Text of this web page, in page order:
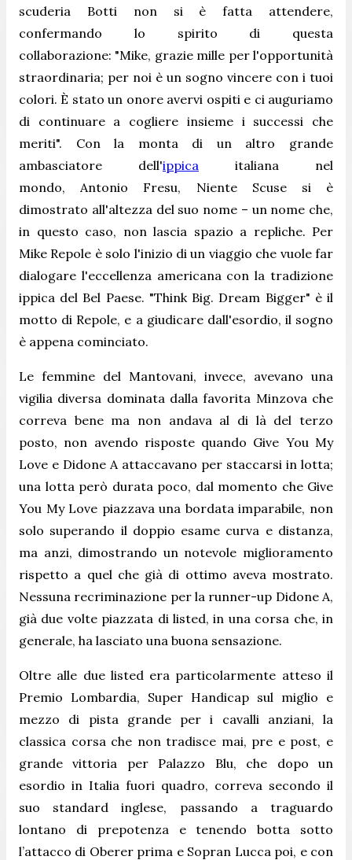
scuderia Botti non si è fatta attendere,
confermando lo spirito di questa
collaborazione: "Mike, grazie mille per l'opportunità
straordinaria; per noi è un sogno vincere con i tuoi
colori. È stato un onore avervi ospiti e ci auguriamo
di continuare a cogliere insieme i successi che
meriti". Con la monta di un altro grande
ambasciatore dell'ippica italiana nel
mondo, Antonio Fresu, Niente Scuse si è
dimostrato all'altezza del suo nome – un nome che,
in questo caso, non lascia spazio a repliche. Per
Mike Repole è solo l'inizio di un viaggio che vuole far
dialogare l'eccellenza americana con la tradizione
ippica del Bel Paese. "Think Big. Dream Bigger" è il
motto di Repole, e a giudicare dall'esordio, il sogno
è appena cominciato.
Le femmine del Mantovani, invece, avevano una
vigilia diversa dominata dalla favorita Minzova che
correva bene ma non andava al di là del terzo
posto, non avendo risposte quando Give You My
Love e Didone A attaccavano per staccarsi in lotta;
una lotta però durata poco, dal momento che Give
You My Love piazzava una bordata imparabile, non
solo superando il doppio esame curva e distanza,
ma anzi, dimostrando un notevole miglioramento
rispetto a quel che già di ottimo aveva mostrato.
Nessuna recriminazione per la runner-up Didone A,
già due volte piazzata di listed, in una corsa che, in
generale, ha lasciato una buona sensazione.
Oltre alle due listed era particolarmente atteso il
Premio Lombardia, Super Handicap sul miglio e
mezzo di pista grande per i cavalli anziani, la
classica corsa che non tradisce mai, pre e post, e
grande vittoria per Palazzo Blu, che dopo un
esordio in Italia fuori quadro, correva secondo il
suo standard inglese, passando a traguardo
lontano di prepotenza e tenendo botta sotto
l’attacco di Oberer prima e Sopran Lucca poi, e con